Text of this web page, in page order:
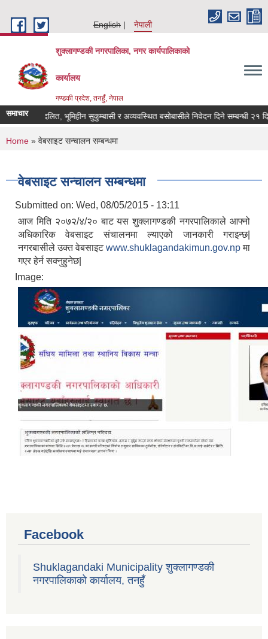
English
नेपाली
शुक्लागण्डकी नगरपालिका, नगर कार्यपालिकाको
कार्यालय
गण्डकी प्रदेश, तनहुँ, नेपाल
समाचार
भूमिहीन दलित, भूमिहीन सुकुम्बासी र अव्यवस्थित बसोबासीले निवेदन दिने सम्बन्धी २१ दिने
You are here
Home » वेबसाइट सन्चालन सम्बन्धमा
वेबसाइट सन्चालन सम्बन्धमा
Submitted on: Wed, 08/05/2015 - 13:11
आज मिति २०७२/४/२० बाट यस शुक्लागण्डकी नगरपालिकाले आफ्नो
अधिकारिक वेबसाइट संचालनमा ल्याएको जानकारी गराइन्छ|
नगरबासीले उक्त वेबसाइटwww.shuklagandakimun.gov.npमा
गएर हेर्न सक्नुहुनेछ|
Image:
Facebook
Shuklagandaki Municipality शुक्लागण्डकी
नगरपालिकाको कार्यालय, तनहुँ